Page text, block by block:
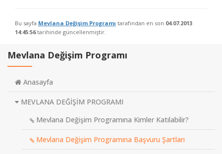
Bu sayfa Mevlana Değişim Programı tarafından en son 04.07.2013
14:45:56tarihinde güncellenmiştir.
Mevlana Değişim Programı
Anasayfa
MEVLANA DEĞİŞİM PROGRAMI
Mevlana Değişim Programına Kimler Katılabilir?
Mevlana Değişim Programına Başvuru Şartları